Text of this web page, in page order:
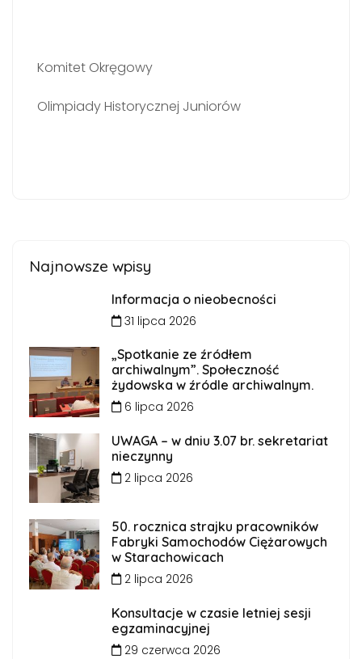
Komitet Okręgowy
Olimpiady Historycznej Juniorów
Najnowsze wpisy
Informacja o nieobecności
31 lipca 2026
„Spotkanie ze źródłem
archiwalnym”. Społeczność
żydowska w źródle archiwalnym.
6 lipca 2026
UWAGA – w dniu 3.07 br. sekretariat
nieczynny
2 lipca 2026
50. rocznica strajku pracowników
Fabryki Samochodów Ciężarowych
w Starachowicach
2 lipca 2026
Konsultacje w czasie letniej sesji
egzaminacyjnej
29 czerwca 2026